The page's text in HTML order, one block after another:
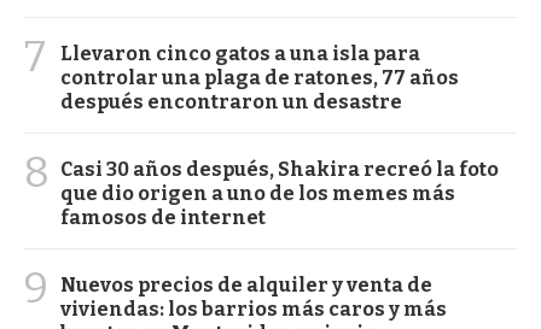
7
Llevaron cinco gatos a una isla para
controlar una plaga de ratones, 77 años
después encontraron un desastre
8
Casi 30 años después, Shakira recreó la foto
que dio origen a uno de los memes más
famosos de internet
9
Nuevos precios de alquiler y venta de
viviendas: los barrios más caros y más